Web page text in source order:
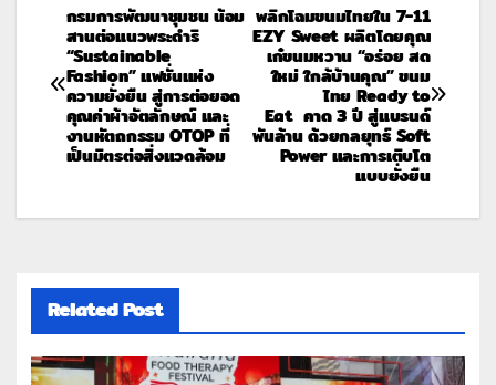
พลิกโฉมขนมไทยใน 7-11
EZY Sweet ผลิตโดยคุณ
เก๋ขนมหวาน “อร่อย สด
ใหม่ ใกล้บ้านคุณ” ขนม
ไทย Ready to
Eat คาด 3 ปี สู่แบรนด์
พันล้าน ด้วยกลยุทธ์ Soft
Power และการเติบโต
แบบยั่งยืน
กรมการพัฒนาชุมชน น้อม
สานต่อแนวพระดำริ
“Sustainable
Fashion” แฟชั่นแห่ง
ความยั่งยืน สู่การต่อยอด
คุณค่าผ้าอัตลักษณ์ และ
งานหัตถกรรม OTOP ที่
เป็นมิตรต่อสิ่งแวดล้อม
Related Post